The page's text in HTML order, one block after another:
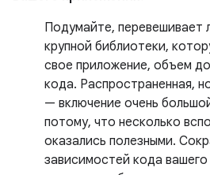
Подумайте, перевешивает
крупной библиотеки,
свое приложение, объем
кода. Распространенная,
— включение очень
потому, что несколько
оказались полезными.
зависимостей кода